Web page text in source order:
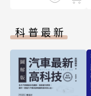
科普最新